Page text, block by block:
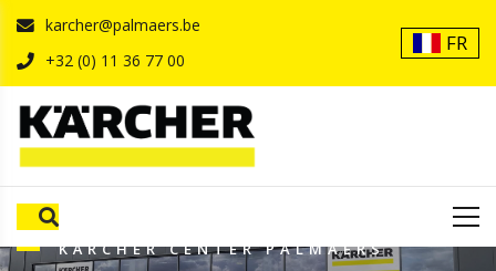
karcher@palmaers.be
+32 (0) 11 36 77 00
FR
KÄRCHER CENTER PALMAERS